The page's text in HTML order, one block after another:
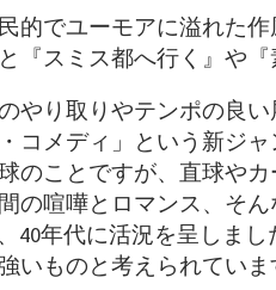
的でユーモアに溢れた
『スミス都へ行く』や
やり取りやテンポの良
コメディ」という新ジ
のことですが、直球や
の喧嘩とロマンス、そ
40年代に活況を呈しま
いものと考えられていま